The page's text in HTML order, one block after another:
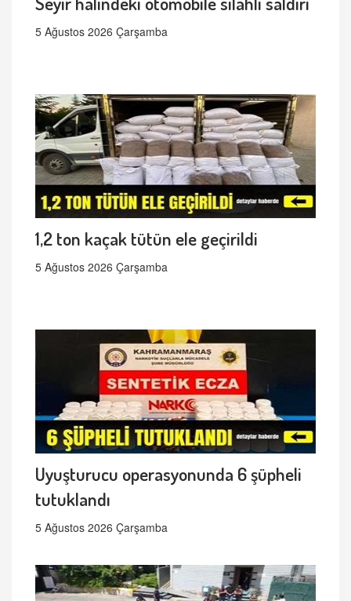
5 Ağustos 2026 Çarşamba
1,2 ton kaçak tütün ele geçirildi
5 Ağustos 2026 Çarşamba
Uyuşturucu operasyonunda 6 şüpheli
tutuklandı
5 Ağustos 2026 Çarşamba